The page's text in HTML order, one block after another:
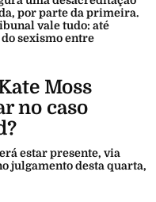
por parte da primeira.
vale tudo: até
sexismo entre
Moss
no caso
estar presente, via
julgamento desta quarta,